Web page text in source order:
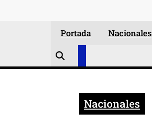
Portada Nacionales
Nacionales